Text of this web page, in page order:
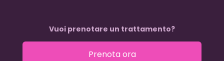
Vuoi prenotare un trattamento?
Prenota ora